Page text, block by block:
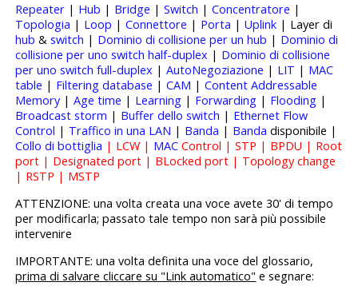
Repeater | Hub | Bridge |Switch |Concentratore |
Topologia | Loop |Connettore | Porta |Uplink | Layer di
hub &switch | Dominio di collisione per un hub | Dominio di
collisione per uno switch half-duplex | Dominio di collisione
per uno switch full-duplex |AutoNegoziazione | LIT | MAC
table | Filtering database |CAM |Content Addressable
Memory |Age time | Learning | Forwarding | Flooding |
Broadcast storm | Buffer dello switch | Ethernet Flow
Control | Traffico in una LAN | Banda | Banda disponibile |
Collo di bottiglia | LCW | MAC Control | STP | BPDU | Root
port | Designated port | BLocked port | Topology change
| RSTP | MSTP
ATTENZIONE: una volta creata una voce avete 30' di tempo
per modificarla; passato tale tempo non sarà più possibile
intervenire
IMPORTANTE: una volta definita una voce del glossario,
prima di salvare cliccare su "Link automatico" e segnare: